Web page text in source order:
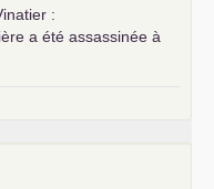
:
a été assassinée à